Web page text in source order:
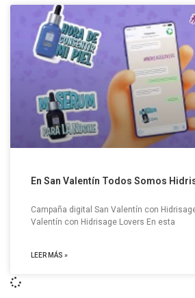
En San Valentín Todos Somos
Campaña digital San Valentín con
Valentín con Hidrisage Lovers En esta
LEER MÁS »